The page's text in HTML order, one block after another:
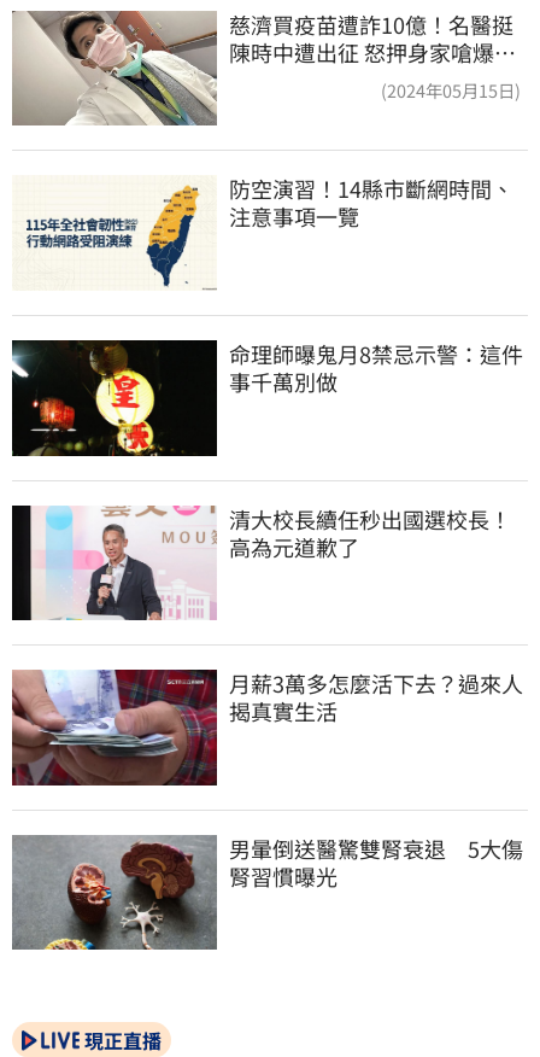
慈濟買疫苗遭詐10億！名醫挺
陳時中遭出征 怒押身家嗆爆藍
(2024年05月15日)
防空演習！14縣市斷網時間、
注意事項一覽
命理師曝鬼月8禁忌示警：這件
事千萬別做
清大校長續任秒出國選校長！
高為元道歉了
月薪3萬多怎麼活下去？過來人
揭真實生活
男暈倒送醫驚雙腎衰退　5大傷
腎習慣曝光
現正直播